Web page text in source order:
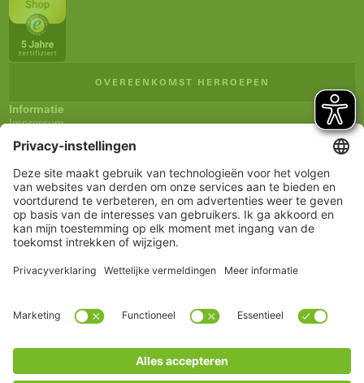
OVEREENKOMST HERROEPEN
Informatie
Impressum
Privacyverklaring
Herroepingsrecht
Verklaring inzake toegankelijkheid
Nieuwsbrief
Service
Winkelmandje
Rekening